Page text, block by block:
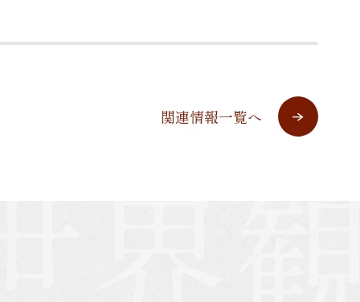
関連情報一覧へ